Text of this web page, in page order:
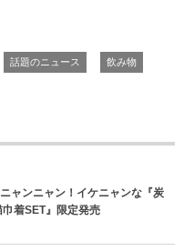
話題のニュース 飲み物
ャンニャン！イケニャンな『炭
着SET』限定発売